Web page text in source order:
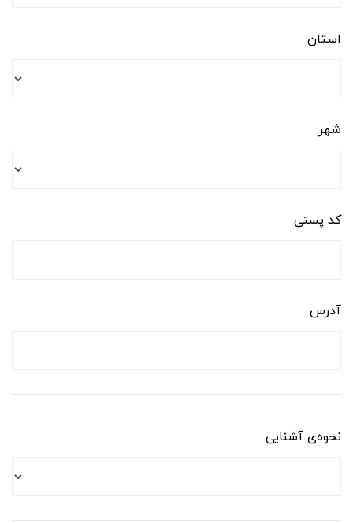
استان
شهر
کد پستی
آدرس
نحوه‌ی آشنایی